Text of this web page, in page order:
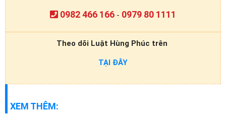
0982 466 166 - 0979 80 1111
Theo dõi Luật Hùng Phúc trên
TẠI ĐÂY
XEM THÊM: